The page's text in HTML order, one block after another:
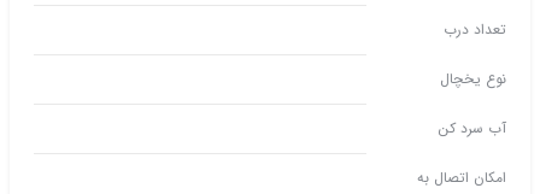
تعداد درب
نوع یخچال
آب سرد کن
امکان اتصال به